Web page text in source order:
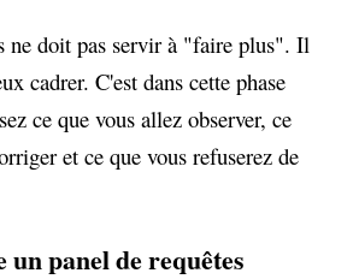
ne doit pas servir à "faire plus". Il
cadrer. C'est dans cette phase
ce que vous allez observer, ce
et ce que vous refuserez de
panel de requêtes